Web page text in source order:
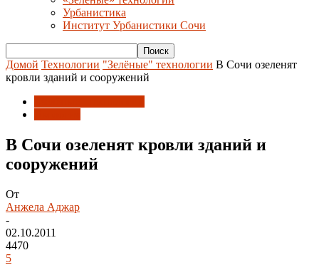
Урбанистика
Институт Урбанистики Сочи
Домой Технологии "Зелёные" технологии В Сочи озеленят
кровли зданий и сооружений
В Сочи озеленят кровли зданий и
сооружений
От
Анжела Аджар
-
02.10.2011
4470
5